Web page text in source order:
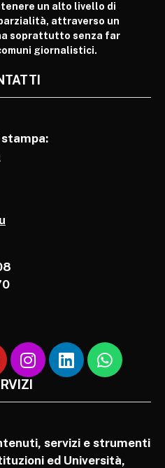
un alto livello di
attraverso un
soprattutto senza far
giornalistici.
servizi e strumenti
ed Università,